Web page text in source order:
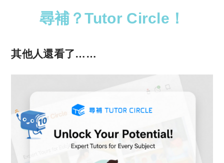
尋補？Tutor Circle！
其他人還看了……